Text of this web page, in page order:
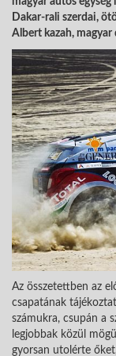
Dakar-rali szerdai,
Albert kazah,
Az összetettben az
csapatának
számukra, csupán a
legjobbak közül
gyorsan utolérte